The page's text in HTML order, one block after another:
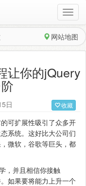
网站地图
让你的jQuery
日 收藏
可扩展性吸引了众多开
系统。这好比大公司们
微软，谷歌等巨头，都
，并且相信你接触
如果要将能力上升一个